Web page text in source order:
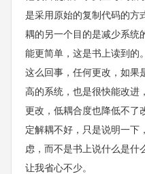
是采用原始的复制代码的方
耦的另一个目的是减少系统
能更简单，这是书上读到的
这么回事，任何更改，如果
高的系统，也是很快能改进
更改，低耦合度也降低不了
定解耦不好，只是说明一下
虑，而不是书上说什么是什
让我省心不少。